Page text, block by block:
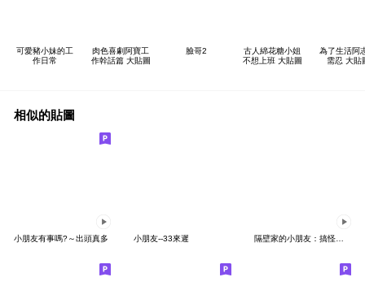
可愛豬小妹的工
作日常
肉色喜劇阿寶工
作幹話篇 大貼圖
臉哥2
古人綿花糖小姐
不想上班 大貼圖
為了生活阿
需忍 大貼
相似的貼圖
小朋友有事嗎?～出頭真多 小朋友--33來遲 隔壁家的小朋友：搞怪的日常實用大全